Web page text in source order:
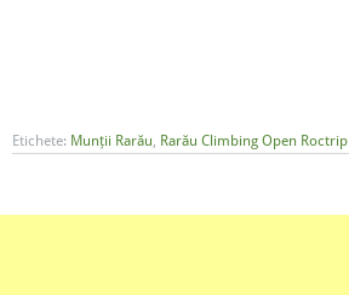
Etichete: Munții Rarău, Rarău Climbing Open Roctrip